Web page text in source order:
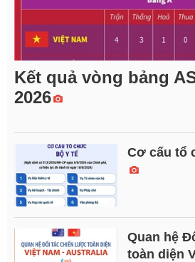
Kết quả vòng bảng
2026
Cơ cấu tổ
Quan hệ
toàn diện